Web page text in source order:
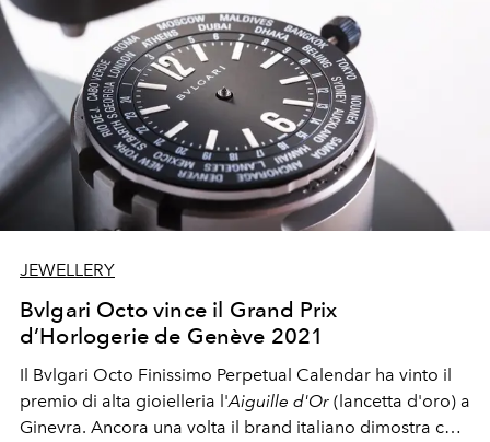
JEWELLERY
Bvlgari Octo vince il Grand Prix
d’Horlogerie de Genève 2021
Il Bvlgari Octo Finissimo Perpetual Calendar ha vinto il
premio di alta gioielleria l'Aiguille d'Or (lancetta d'oro) a
Ginevra. Ancora una volta il brand italiano dimostra che